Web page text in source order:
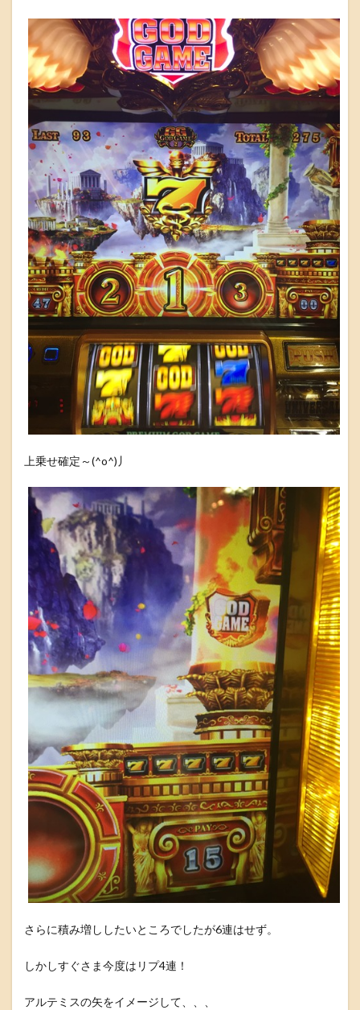
上乗せ確定～(^o^)丿
さらに積み増ししたいところでしたが6連はせず。
しかしすぐさま今度はリプ4連！
アルテミスの矢をイメージして、、、